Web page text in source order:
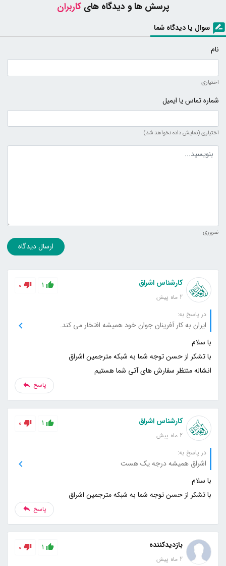
پرسش ها و دیدگاه هایکاربران
سوال یا دیدگاه شما
نام
اختیاری
شماره تماس یا ایمیل
اختیاری (نمایش داده نخواهد شد)
متن دیدگاه
ضروری
ارسال دیدگاه
کارشناس اشراق
2 ماه پیش
1
0
در پاسخ به:
ایران به کار آفرینان جوان خود همیشه افتخار می کند.
انشاله منتظر سفارش های آتی شما هستیم
پاسخ
کارشناس اشراق
2 ماه پیش
1
0
در پاسخ به:
اشراق همیشه درجه یک هست
با تشکر از حسن توجه شما به شبکه مترجمین اشراق
پاسخ
بازدیدکننده
2 ماه پیش
1
0